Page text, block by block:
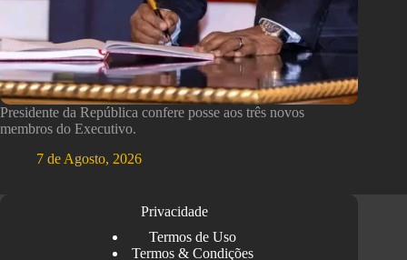
Presidente da República confere posse aos três novos
membros do Executivo.
7 de Agosto, 2026
Privacidade
Termos de Uso
Termos & Condições